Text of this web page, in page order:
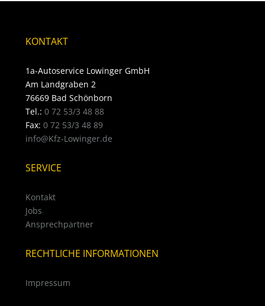
KONTAKT
1a-Autoservice Lowinger GmbH
Am Landgraben 2
76669 Bad Schönborn
Tel.:0 72 53/3 48 88
Fax:0 72 53/3 48 89
info@Kfz-Lowinger.de
SERVICE
Kontakt
Jobs
Ansprechpartner
RECHTLICHE INFORMATIONEN
Impressum